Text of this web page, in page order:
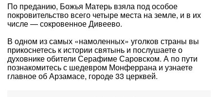
По преданию, Божья Матерь взяла под особое
покровительство всего четыре места на земле, и в их
числе — сокровенное Дивеево.
В одном из самых «намоленных» уголков страны вы
прикоснетесь к истории святынь и послушаете о
духовнике обители Серафиме Саровском. А по пути
познакомитесь с шедевром Монферрана и узнаете
главное об Арзамасе, городе 33 церквей.